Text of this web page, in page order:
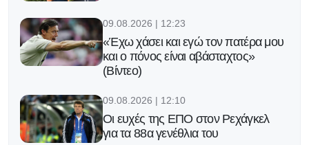
09.08.2026 | 12:23
«Έχω χάσει και εγώ τον πατέρα μου
και ο πόνος είναι αβάσταχτος»
(Βίντεο)
09.08.2026 | 12:10
Οι ευχές της ΕΠΟ στον Ρεχάγκελ
για τα 88α γενέθλια του